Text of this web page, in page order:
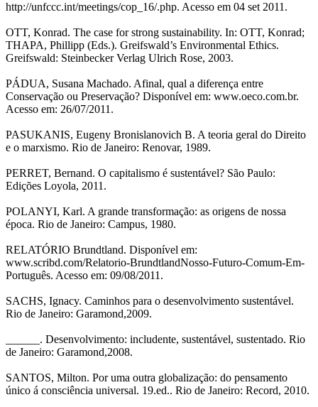
http://unfccc.int/meetings/cop_16/.php. Acesso em 04 set 2011.
OTT, Konrad. The case for strong sustainability. In: OTT, Konrad;
THAPA, Phillipp (Eds.). Greifswald’s Environmental Ethics.
Greifswald: Steinbecker Verlag Ulrich Rose, 2003.
PÁDUA, Susana Machado. Afinal, qual a diferença entre
Conservação ou Preservação? Disponível em: www.oeco.com.br.
Acesso em: 26/07/2011.
PASUKANIS, Eugeny Bronislanovich B. A teoria geral do Direito
e o marxismo. Rio de Janeiro: Renovar, 1989.
PERRET, Bernand. O capitalismo é sustentável? São Paulo:
Edições Loyola, 2011.
POLANYI, Karl. A grande transformação: as origens de nossa
época. Rio de Janeiro: Campus, 1980.
RELATÓRIO Brundtland. Disponível em:
www.scribd.com/Relatorio-BrundtlandNosso-Futuro-Comum-Em-
Português. Acesso em: 09/08/2011.
SACHS, Ignacy. Caminhos para o desenvolvimento sustentável.
Rio de Janeiro: Garamond,2009.
______. Desenvolvimento: includente, sustentável, sustentado. Rio
de Janeiro: Garamond,2008.
SANTOS, Milton. Por uma outra globalização: do pensamento
único á consciência universal. 19.ed.. Rio de Janeiro: Record, 2010.